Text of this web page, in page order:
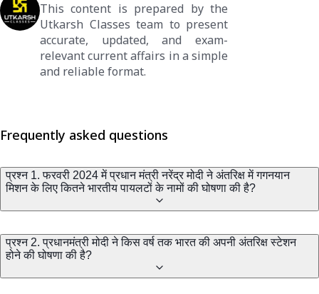
This content is prepared by the
Utkarsh Classes team to present
accurate, updated, and exam-
relevant current affairs in a simple
and reliable format.
Frequently asked questions
प्रश्न 1. फरवरी 2024 में प्रधान मंत्री नरेंद्र मोदी ने अंतरिक्ष में गगनयान
मिशन के लिए कितने भारतीय पायलटों के नामों की घोषणा की है?
प्रश्न 2. प्रधानमंत्री मोदी ने किस वर्ष तक भारत की अपनी अंतरिक्ष स्टेशन
होने की घोषणा की है?